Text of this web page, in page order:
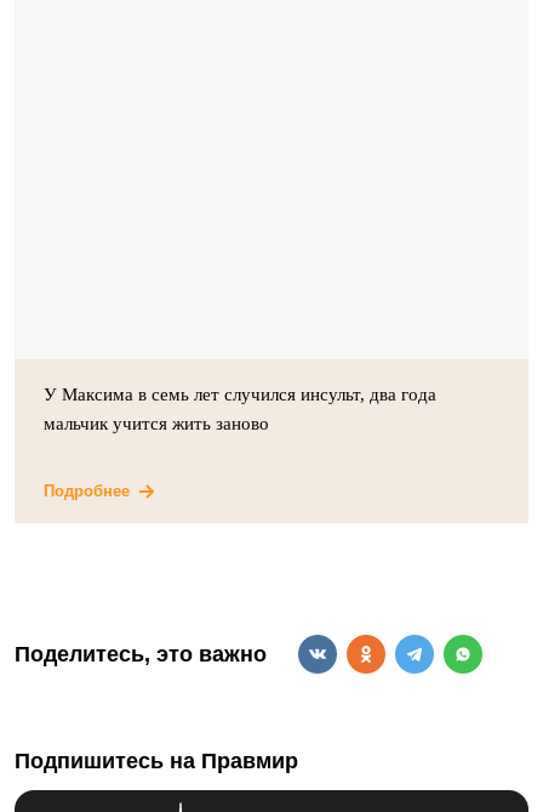
У Максима в семь лет случился инсульт, два года
мальчик учится жить заново
Подробнее
Поделитесь, это важно
Подпишитесь на Правмир